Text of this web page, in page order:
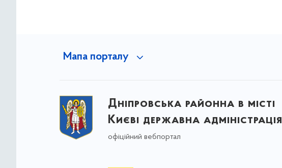
Мапа порталу
Дніпровська районна в місті
Києві державна адміністрація
офіційний вебпортал